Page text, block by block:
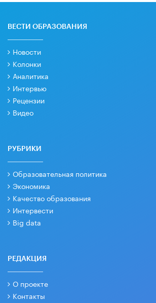
ВЕСТИ ОБРАЗОВАНИЯ
Новости
Колонки
Аналитика
Интервью
Рецензии
Видео
РУБРИКИ
Образовательная политика
Экономика
Качество образования
Интервести
Big data
РЕДАКЦИЯ
О проекте
Контакты